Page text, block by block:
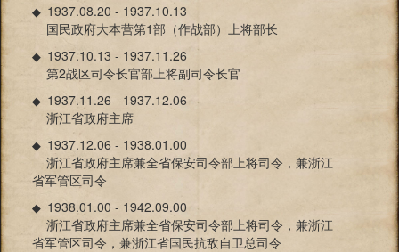
◆1937.08.20 - 1937.10.13
国民政府大本营第1部（作战部）上将部长
◆1937.10.13 - 1937.11.26
第2战区司令长官部上将副司令长官
◆1937.11.26 - 1937.12.06
浙江省政府主席
◆1937.12.06 - 1938.01.00
浙江省政府主席兼全省保安司令部上将司令，兼浙江
省军管区司令
◆1938.01.00 - 1942.09.00
浙江省政府主席兼全省保安司令部上将司令，兼浙江
省军管区司令，兼浙江省国民抗敌自卫总司令